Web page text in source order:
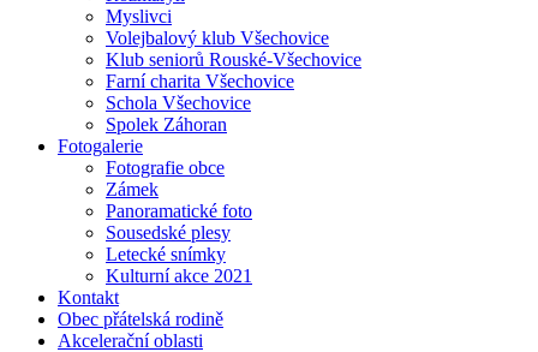
Myslivci
Volejbalový klub Všechovice
Klub seniorů Rouské-Všechovice
Farní charita Všechovice
Schola Všechovice
Spolek Záhoran
Fotogalerie
Fotografie obce
Zámek
Panoramatické foto
Sousedské plesy
Letecké snímky
Kulturní akce 2021
Kontakt
Obec přátelská rodině
Akcelerační oblasti